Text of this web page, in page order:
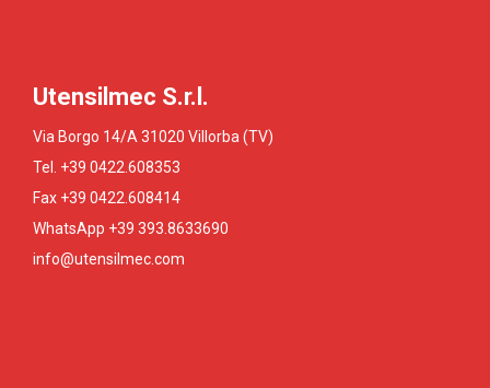
Utensilmec S.r.l.
Via Borgo 14/A 31020 Villorba (TV)
Tel. +39 0422.608353
Fax +39 0422.608414
WhatsApp +39 393.8633690
info@utensilmec.com